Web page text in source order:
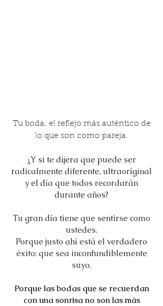
Tu boda: el reflejo más auténtico de
lo que son como pareja.
¿Y si te dijera que puede ser
radicalmente diferente, ultraoriginal
y el día que todos recordarán
durante años?
Tu gran día tiene que sentirse como
ustedes.
Porque justo ahí está el verdadero
éxito: que sea inconfundiblemente
suyo.
​Porque las bodas que se recuerdan
con una sonrisa no son las más